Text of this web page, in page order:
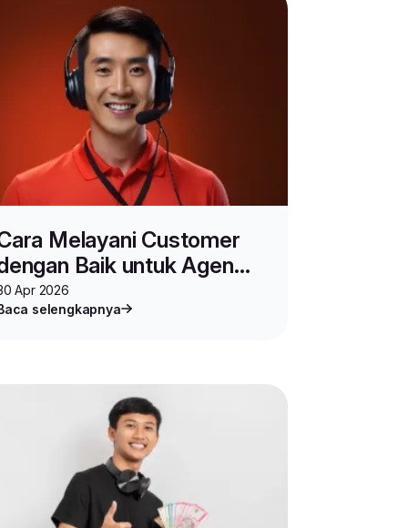
#carajadiagenlionparcel
Melayani Customer
Baik untuk Agen
Parcel
Apr 2026
selengkapnya